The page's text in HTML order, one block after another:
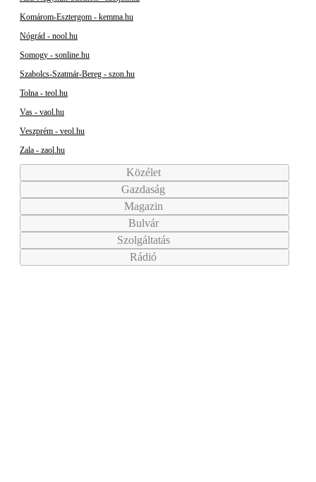
Komárom-Esztergom - kemma.hu
Nógrád - nool.hu
Somogy - sonline.hu
Szabolcs-Szatmár-Bereg - szon.hu
Tolna - teol.hu
Vas - vaol.hu
Veszprém - veol.hu
Zala - zaol.hu
Közélet
Gazdaság
Magazin
Bulvár
Szolgáltatás
Rádió